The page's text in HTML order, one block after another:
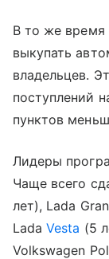
В то же время
выкупать
владельцев.
поступлений
пунктов
Лидеры
Чаще всего
лет), Lada
LadaVesta (5
Volkswagen